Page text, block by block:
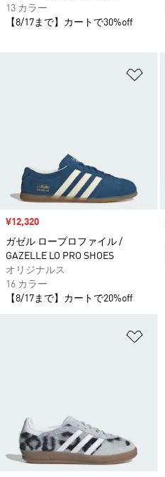
13 カラー
【8/17まで】カートで30%off
セール価格
¥12,320
ガゼル ロープロファイル /
GAZELLE LO PRO SHOES
オリジナルス
16 カラー
【8/17まで】カートで20%off